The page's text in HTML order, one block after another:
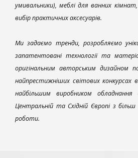
умивальники), меблі для ванних
вибір практичних аксесуарів.
Ми задаємо тренди, розробляємо
запатентовані технології та
оригінальним авторським дизайном
найпрестижніших світових конкурсах
найбільшим виробником
Центральній та Східній Європі з
роботи.